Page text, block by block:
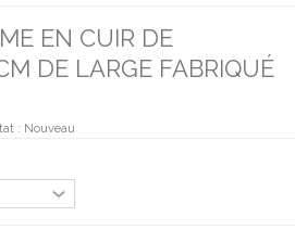
EN CUIR DE
DE LARGE FABRIQUÉ
: Nouveau